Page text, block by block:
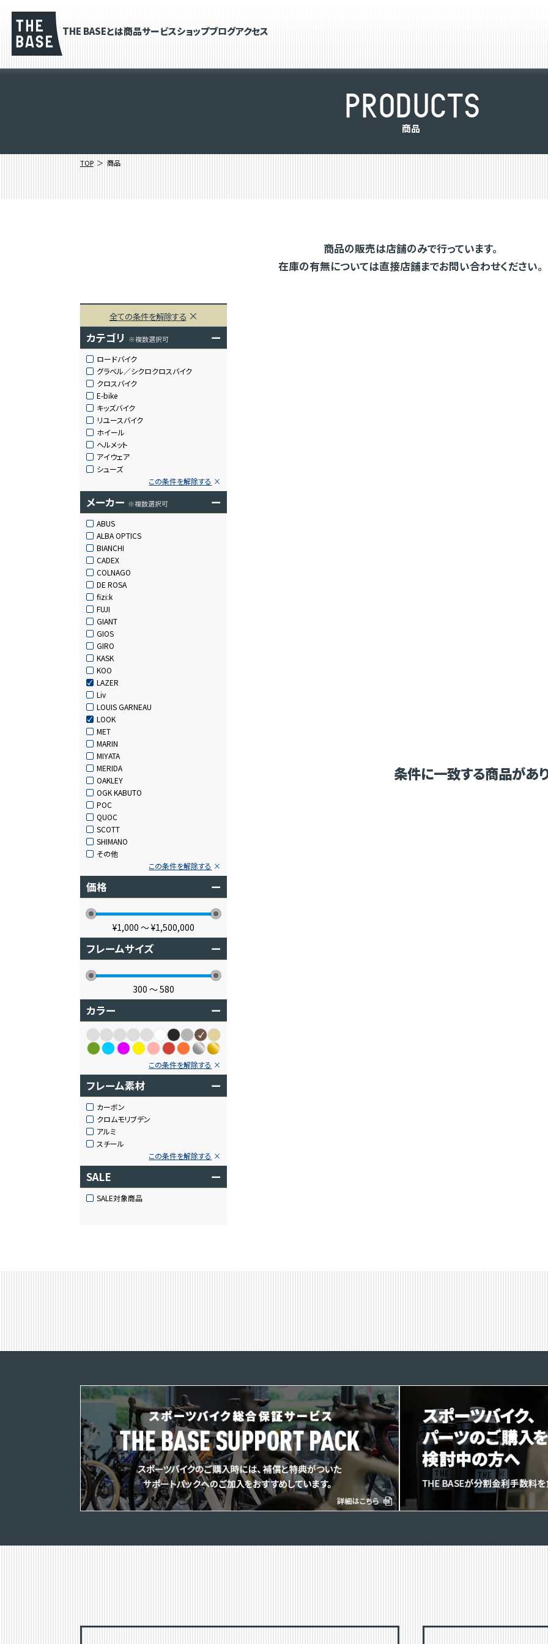
THE BASEとは商品サービスショップブログアクセス
PRODUCTS
商品
TOP 商品
商品の販売は店舗のみで行っています。
在庫の有無については直接店舗までお問い合わせください。
全ての条件を解除する
カテゴリ ※複数選択可 ー
ロードバイク
グラベル／シクロクロスバイク
クロスバイク
E-bike
キッズバイク
リユースバイク
ホイール
ヘルメット
アイウェア
シューズ
この条件を解除する
メーカー ※複数選択可 ー
ABUS
ALBA OPTICS
BIANCHI
CADEX
COLNAGO
DE ROSA
fizi:k
FUJI
GIANT
GIOS
GIRO
KASK
KOO
LAZER
Liv
LOUIS GARNEAU
LOOK
MET
MARIN
MIYATA
MERIDA
OAKLEY
OGK KABUTO
POC
QUOC
SCOTT
SHIMANO
その他
この条件を解除する
価格 ー
¥1,000 〜¥1,500,000
フレームサイズ ー
300 〜580
カラー ー
この条件を解除する
フレーム素材 ー
カーボン
クロムモリブデン
アルミ
スチール
この条件を解除する
SALE ー
SALE対象商品
条件に一致する商品があ